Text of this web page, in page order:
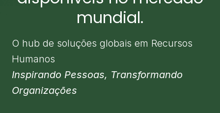
mundial.
O hub de soluções globais em Recursos
Humanos
Inspirando Pessoas, Transformando
Organizações